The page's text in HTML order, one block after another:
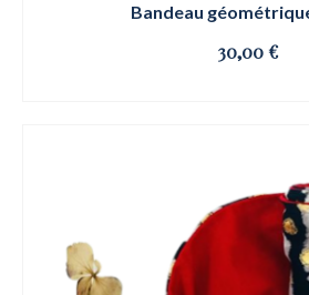
Bandeau
30,00€